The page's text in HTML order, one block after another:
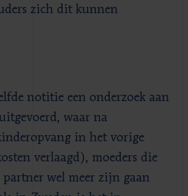
zich dit kunnen
notitie een onderzoek aan
waar na
in het vorige
verlaagd), moeders die
partner wel meer zijn gaan